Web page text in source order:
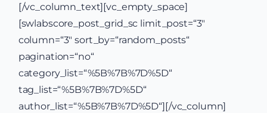
[/vc_column_text][vc_empty_space]
[swlabscore_post_grid_sc limit_post=“3″
column=“3″ sort_by=“random_posts“
pagination=“no“
category_list=“%5B%7B%7D%5D“
tag_list=“%5B%7B%7D%5D“
author_list=“%5B%7B%7D%5D“][/vc_column]